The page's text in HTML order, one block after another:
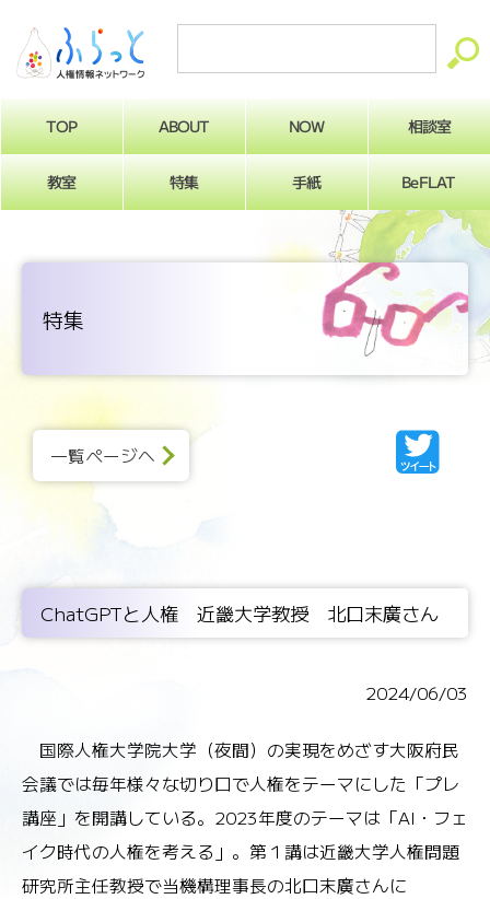
TOP ABOUT NOW 相談室
教室 特集 手紙 BeFLAT
特集
一覧ページへ
ChatGPTと人権 近畿大学教授 北口末廣さん
2024/06/03
国際人権大学院大学（夜間）の実現をめざす大阪府民
会議では毎年様々な切り口で人権をテーマにした「プレ
講座」を開講している。2023年度のテーマは「AI・フェ
イク時代の人権を考える」。第１講は近畿大学人権問題
研究所主任教授で当機構理事長の北口末廣さんに